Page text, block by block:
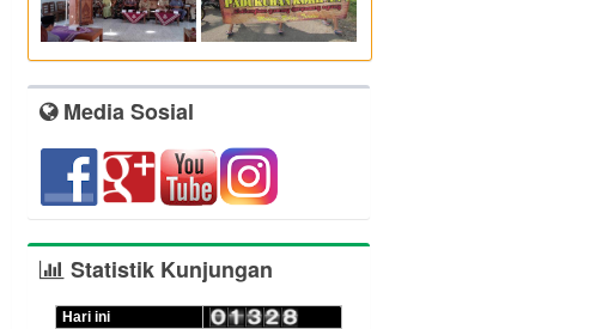
Media Sosial
Statistik Kunjungan
Hari ini